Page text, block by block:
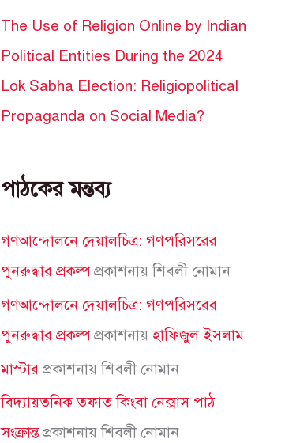
The Use of Religion Online by Indian
Political Entities During the 2024
Lok Sabha Election: Religiopolitical
Propaganda on Social Media?
পাঠকের মন্তব্য
গণআন্দোলনে দেয়ালচিত্র: গণপরিসরের
পুনরুদ্ধার প্রকল্পপ্রকাশনায়শিবলী নোমান
গণআন্দোলনে দেয়ালচিত্র: গণপরিসরের
পুনরুদ্ধার প্রকল্পপ্রকাশনায়হাফিজুল ইসলাম
মাস্টার প্রকাশনায়শিবলী নোমান
বিদ্যায়তনিক তফাত কিংবা নেক্সাস পাঠ
সংক্রান্তপ্রকাশনায়শিবলী নোমান